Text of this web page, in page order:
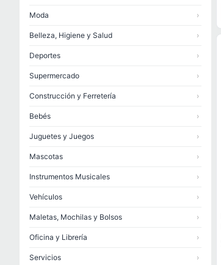
Moda ›
Belleza, Higiene y Salud ›
Deportes ›
Supermercado ›
Construcción y Ferretería ›
Bebés ›
Juguetes y Juegos ›
Mascotas ›
Instrumentos Musicales ›
Vehículos ›
Maletas, Mochilas y Bolsos ›
Oficina y Librería ›
Servicios ›